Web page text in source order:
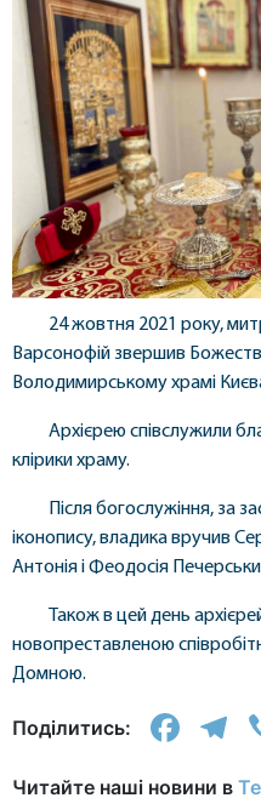
24 жовтня 2021 року,
Варсонофій звершив
Володимирському храмі
Архієрею співслужили
клірики храму.
Після богослужіння, за
іконопису, владика вручив
Антонія і Феодосія
Також в цей день
новопреставленою
Домною.
Поділитись:
Читайте наші новини в